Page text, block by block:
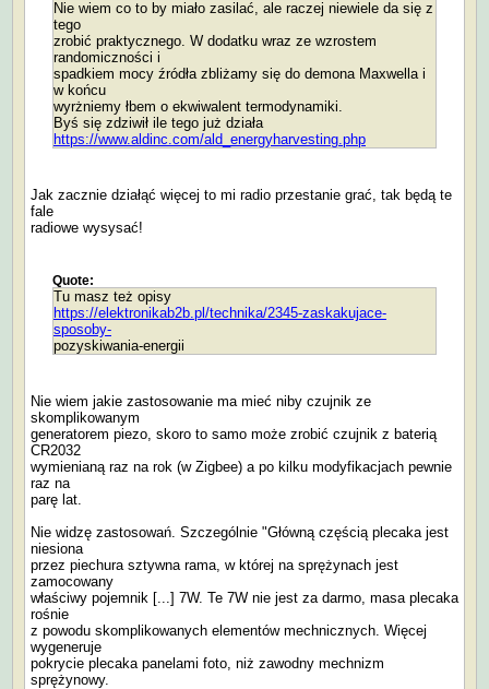
Nie wiem co to by miało zasilać, ale raczej niewiele da się z
tego
zrobić praktycznego. W dodatku wraz ze wzrostem
randomiczności i
spadkiem mocy źródła zbliżamy się do demona Maxwella i
w końcu
wyrżniemy łbem o ekwiwalent termodynamiki.
Byś się zdziwił ile tego już działa
https://www.aldinc.com/ald_energyharvesting.php
Jak zacznie działąć więcej to mi radio przestanie grać, tak będą te
fale
radiowe wysysać!
Quote:
Tu masz też opisy
https://elektronikab2b.pl/technika/2345-zaskakujace-
sposoby-
pozyskiwania-energii
Nie wiem jakie zastosowanie ma mieć niby czujnik ze
skomplikowanym
generatorem piezo, skoro to samo może zrobić czujnik z baterią
CR2032
wymienianą raz na rok (w Zigbee) a po kilku modyfikacjach pewnie
raz na
parę lat.
Nie widzę zastosowań. Szczególnie "Główną częścią plecaka jest
niesiona
przez piechura sztywna rama, w której na sprężynach jest
zamocowany
właściwy pojemnik [...] 7W. Te 7W nie jest za darmo, masa plecaka
rośnie
z powodu skomplikowanych elementów mechnicznych. Więcej
wygeneruje
pokrycie plecaka panelami foto, niż zawodny mechnizm
sprężynowy.